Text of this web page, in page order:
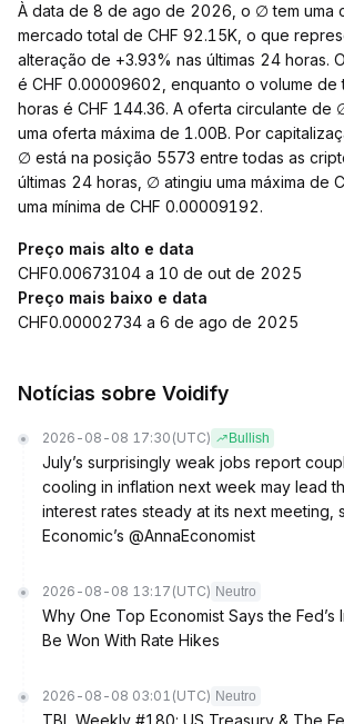
À data de 8 de ago de 2026, o ∅ tem uma
mercado total de CHF 92.15K, o que
alteração de +3.93% nas últimas 24 horas.
é CHF 0.00009602, enquanto o volume de
horas é CHF 144.36. A oferta circulante de
uma oferta máxima de 1.00B. Por
∅ está na posição 5573 entre todas as
últimas 24 horas, ∅ atingiu uma máxima de
uma mínima de CHF 0.00009192.
Preço mais alto e data
CHF0.00673104 a 10 de out de 2025
Preço mais baixo e data
CHF0.00002734 a 6 de ago de 2025
Notícias sobre Voidify
2026-08-08 17:30 (UTC) Bullish
July’s surprisingly weak jobs report
cooling in inflation next week may lead
interest rates steady at its next meeting,
Economic’s @AnnaEconomist
2026-08-08 13:17 (UTC) Neutro
Why One Top Economist Says the Fed’s
Be Won With Rate Hikes
2026-08-08 03:01 (UTC) Neutro
TBL Weekly #180: US Treasury & The